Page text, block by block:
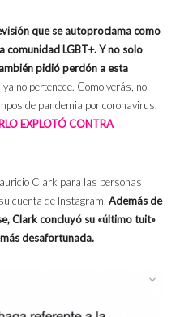
que se autoproclama como
comunidad LGBT+. Y no solo
pidió perdón a esta
ya no pertenece. Como verás, no
de pandemia por coronavirus.
EXPLOTÓ CONTRA
Clark para las personas
cuenta de Instagram. Además de
Clark concluyó su «último tuit»
desafortunada.